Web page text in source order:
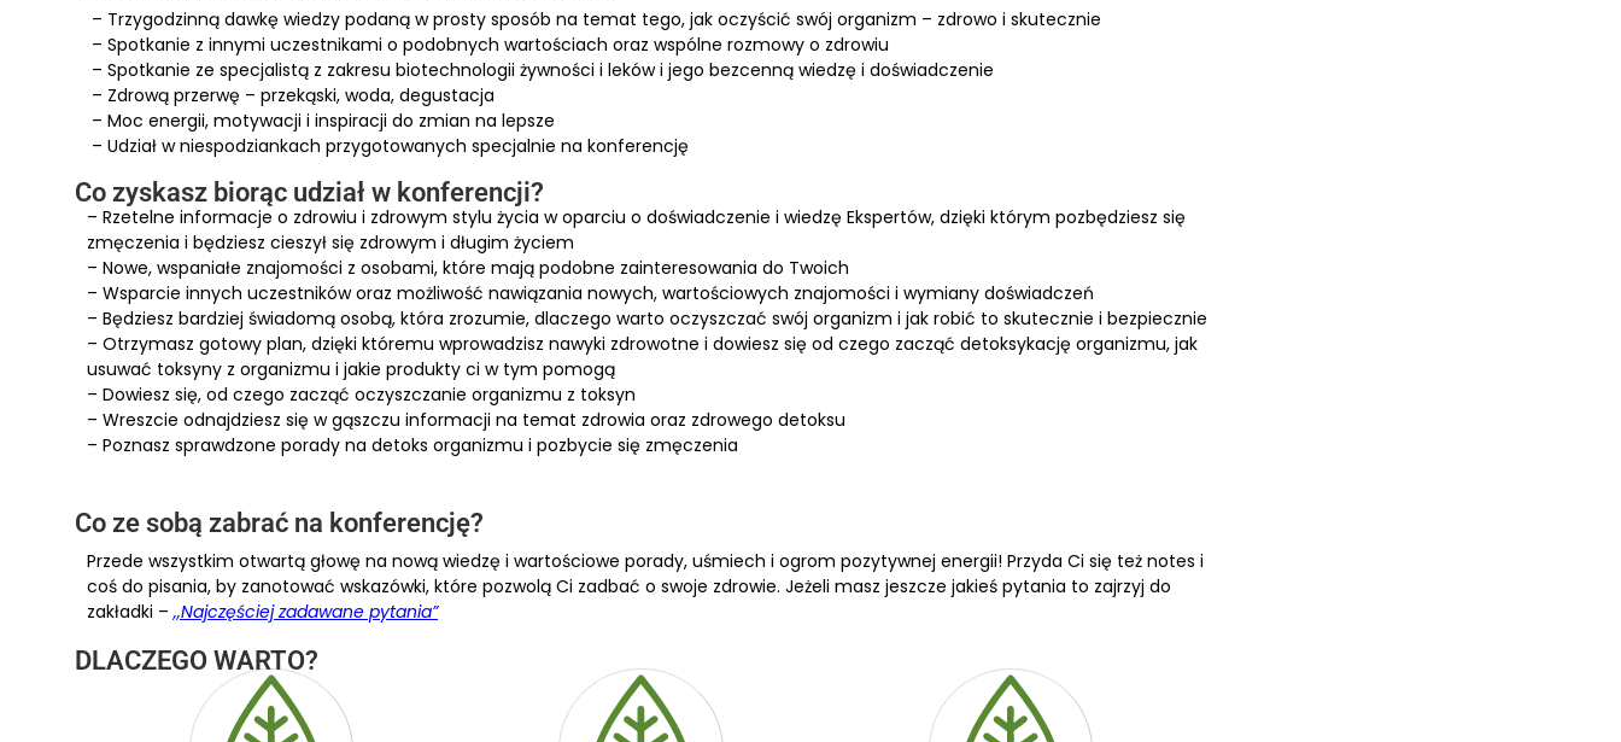
– Trzygodzinną dawkę wiedzy podaną w prosty sposób na temat tego, jak oczyścić swój organizm – zdrowo i skutecznie
– Spotkanie z innymi uczestnikami o podobnych wartościach oraz wspólne rozmowy o zdrowiu
– Spotkanie ze specjalistą z zakresu biotechnologii żywności i leków i jego bezcenną wiedzę i doświadczenie
– Zdrową przerwę – przekąski, woda, degustacja
– Moc energii, motywacji i inspiracji do zmian na lepsze
– Udział w niespodziankach przygotowanych specjalnie na konferencję
Co zyskasz biorąc udział w konferencji?
– Rzetelne informacje o zdrowiu i zdrowym stylu życia w oparciu o doświadczenie i wiedzę Ekspertów, dzięki którym pozbędziesz się
zmęczenia i będziesz cieszył się zdrowym i długim życiem
– Nowe, wspaniałe znajomości z osobami, które mają podobne zainteresowania do Twoich
– Wsparcie innych uczestników oraz możliwość nawiązania nowych, wartościowych znajomości i wymiany doświadczeń
– Będziesz bardziej świadomą osobą, która zrozumie, dlaczego warto oczyszczać swój organizm i jak robić to skutecznie i bezpiecznie
– Otrzymasz gotowy plan, dzięki któremu wprowadzisz nawyki zdrowotne i dowiesz się od czego zacząć detoksykację organizmu, jak
usuwać toksyny z organizmu i jakie produkty ci w tym pomogą
– Dowiesz się, od czego zacząć oczyszczanie organizmu z toksyn
– Wreszcie odnajdziesz się w gąszczu informacji na temat zdrowia oraz zdrowego detoksu
– Poznasz sprawdzone porady na detoks organizmu i pozbycie się zmęczenia
Co ze sobą zabrać na konferencję?
Przede wszystkim otwartą głowę na nową wiedzę i wartościowe porady, uśmiech i ogrom pozytywnej energii! Przyda Ci się też notes i
coś do pisania, by zanotować wskazówki, które pozwolą Ci zadbać o swoje zdrowie. Jeżeli masz jeszcze jakieś pytania to zajrzyj do
zakładki – ,,Najczęściej zadawane pytania”
DLACZEGO WARTO?